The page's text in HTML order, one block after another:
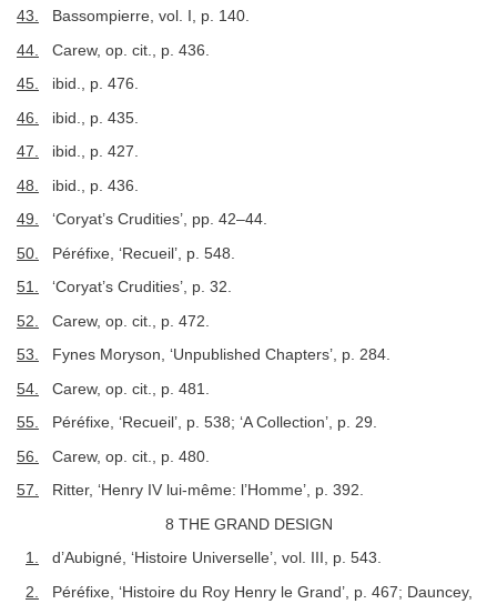
43. Bassompierre, vol. I, p. 140.
44. Carew, op. cit., p. 436.
45. ibid., p. 476.
46. ibid., p. 435.
47. ibid., p. 427.
48. ibid., p. 436.
49. ‘Coryat’s Crudities’, pp. 42–44.
50. Péréfixe, ‘Recueil’, p. 548.
51. ‘Coryat’s Crudities’, p. 32.
52. Carew, op. cit., p. 472.
53. Fynes Moryson, ‘Unpublished Chapters’, p. 284.
54. Carew, op. cit., p. 481.
55. Péréfixe, ‘Recueil’, p. 538; ‘A Collection’, p. 29.
56. Carew, op. cit., p. 480.
57. Ritter, ‘Henry IV lui-même: l’Homme’, p. 392.
8 THE GRAND DESIGN
1. d’Aubigné, ‘Histoire Universelle’, vol. III, p. 543.
2.
Péréfixe, ‘Histoire du Roy Henry le Grand’, p. 467; Dauncey,